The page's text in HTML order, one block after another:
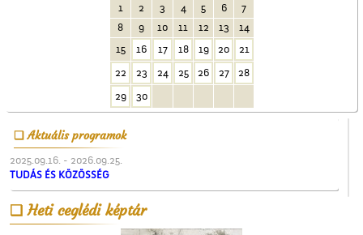
1
2 3 4 5 6
7
8
9 10 11 12 13
14
15
16 17 18 19 20
21
22
23 24 25 26 27
28
29
30
Aktuális programok
2025.09.16. - 2026.09.25.
TUDÁS ÉS KÖZÖSSÉG
Heti ceglédi képtár
Ünnepi Kossuth Hét
Cegléden 1948-ban
A ceglédi teniszpályák